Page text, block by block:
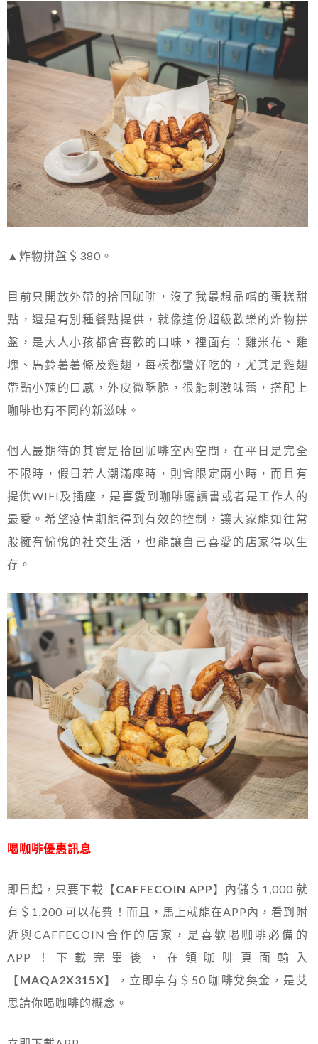
▲炸物拼盤＄380。
目前只開放外帶的拾回咖啡，沒了我最想品嚐的蛋糕甜
點，還是有別種餐點提供，就像這份超級歡樂的炸物拼
盤，是大人小孩都會喜歡的口味，裡面有：雞米花、雞
塊、馬鈴薯薯條及雞翅，每樣都蠻好吃的，尤其是雞翅
帶點小辣的口感，外皮微酥脆，很能刺激味蕾，搭配上
咖啡也有不同的新滋味。
個人最期待的其實是拾回咖啡室內空間，在平日是完全
不限時，假日若人潮滿座時，則會限定兩小時，而且有
提供WIFI及插座，是喜愛到咖啡廳讀書或者是工作人的
最愛。希望疫情期能得到有效的控制，讓大家能如往常
般擁有愉悅的社交生活，也能讓自己喜愛的店家得以生
存。
喝咖啡優惠訊息
即日起，只要下載【CAFFECOIN APP】內儲＄1,000 就
有＄1,200 可以花費！而且，馬上就能在APP內，看到附
近與CAFFECOIN合作的店家，是喜歡喝咖啡必備的
APP！下載完畢後，在領咖啡頁面輸入
【 MAQA2X315X】，立即享有＄50 咖啡兌奐金，是艾
思請你喝咖啡的概念。